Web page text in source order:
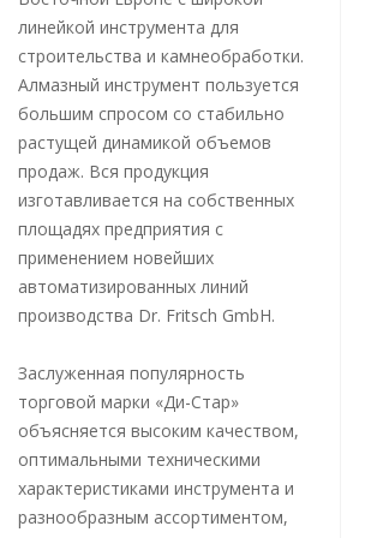
линейкой инструмента для
строительства и камнеобработки.
Алмазный инструмент пользуется
большим спросом со стабильно
растущей динамикой объемов
продаж. Вся продукция
изготавливается на собственных
площадях предприятия с
применением новейших
автоматизированных линий
производства Dr. Fritsch GmbH.
Заслуженная популярность
торговой марки «Ди-Стар»
объясняется высоким качеством,
оптимальными техническими
характеристиками инструмента и
разнообразным ассортиментом,